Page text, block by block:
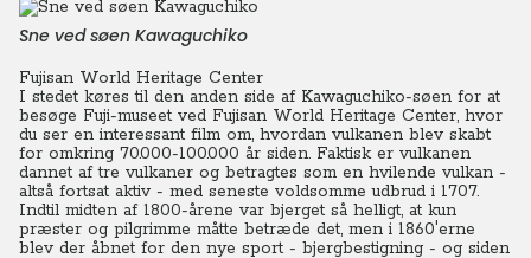
Sne ved søen Kawaguchiko
Fujisan World Heritage Center
I stedet køres til den anden side af Kawaguchiko-søen for at
besøge Fuji-museet ved Fujisan World Heritage Center, hvor
du ser en interessant film om, hvordan vulkanen blev skabt
for omkring 70.000-100.000 år siden. Faktisk er vulkanen
dannet af tre vulkaner og betragtes som en hvilende vulkan -
altså fortsat aktiv - med seneste voldsomme udbrud i 1707.
Indtil midten af 1800-årene var bjerget så helligt, at kun
præster og pilgrimme måtte betræde det, men i 1860'erne
blev der åbnet for den nye sport - bjergbestigning - og siden